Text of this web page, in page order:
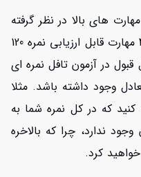
های بالا در نظر گرفته
شده نمره 30 می‌باشد. جمعا برای 4 مهارت قابل ارزیابی نمره 120
در آزمون تافل نمره ای
وجود داشته باشد. مثلا
نمره 20 را کسب کنید که در کل نمره شما به
ندارد، چرا که بالاخره